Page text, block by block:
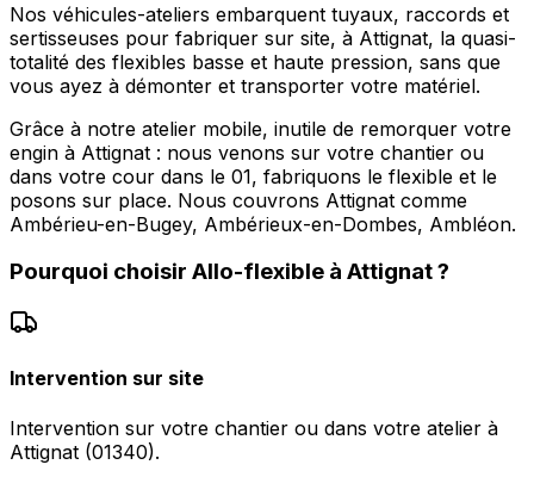
Nos véhicules-ateliers embarquent tuyaux, raccords et
sertisseuses pour fabriquer sur site, à Attignat, la quasi-
totalité des flexibles basse et haute pression, sans que
vous ayez à démonter et transporter votre matériel.
Grâce à notre atelier mobile, inutile de remorquer votre
engin à Attignat : nous venons sur votre chantier ou
dans votre cour dans le 01, fabriquons le flexible et le
posons sur place. Nous couvrons Attignat comme
Ambérieu-en-Bugey, Ambérieux-en-Dombes, Ambléon.
Pourquoi choisir Allo-flexible à Attignat?
Intervention sur site
Intervention sur votre chantier ou dans votre atelier à
Attignat (01340).